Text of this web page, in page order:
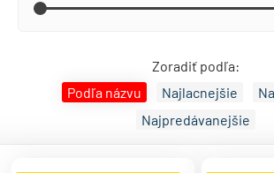
Obchodné podmienky
Kontakt
Zoradiť podľa:
Podľa názvu
Najlacnejšie
Najpredávanejšie